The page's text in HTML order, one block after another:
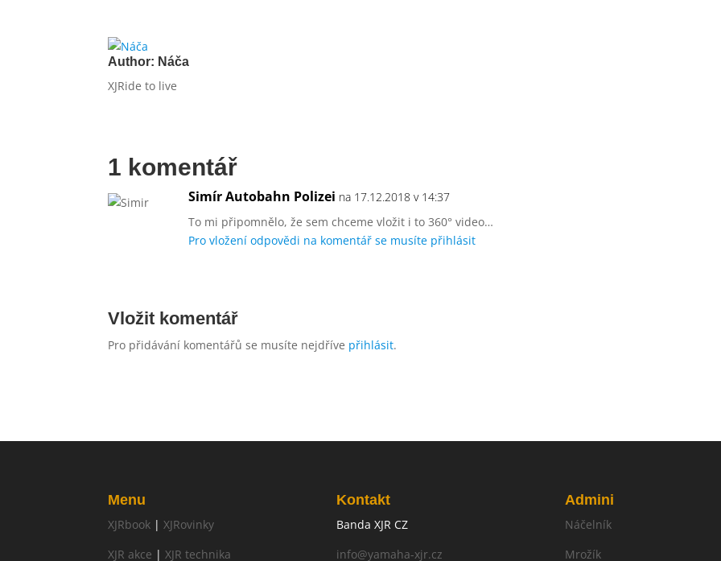
Author: Náča
XJRide to live
1 komentář
Simír Autobahn Polizei na 17.12.2018 v 14:37
To mi připomnělo, že sem chceme vložit i to 360° video…
Pro vložení odpovědi na komentář se musíte přihlásit
Vložit komentář
Pro přidávání komentářů se musíte nejdříve přihlásit.
Menu
XJRbook |XJRovinky
XJR akce |XJR technika
Kontakt
Banda XJR CZ
info@yamaha-xjr.cz
Admini
Náčelník
Mrožík